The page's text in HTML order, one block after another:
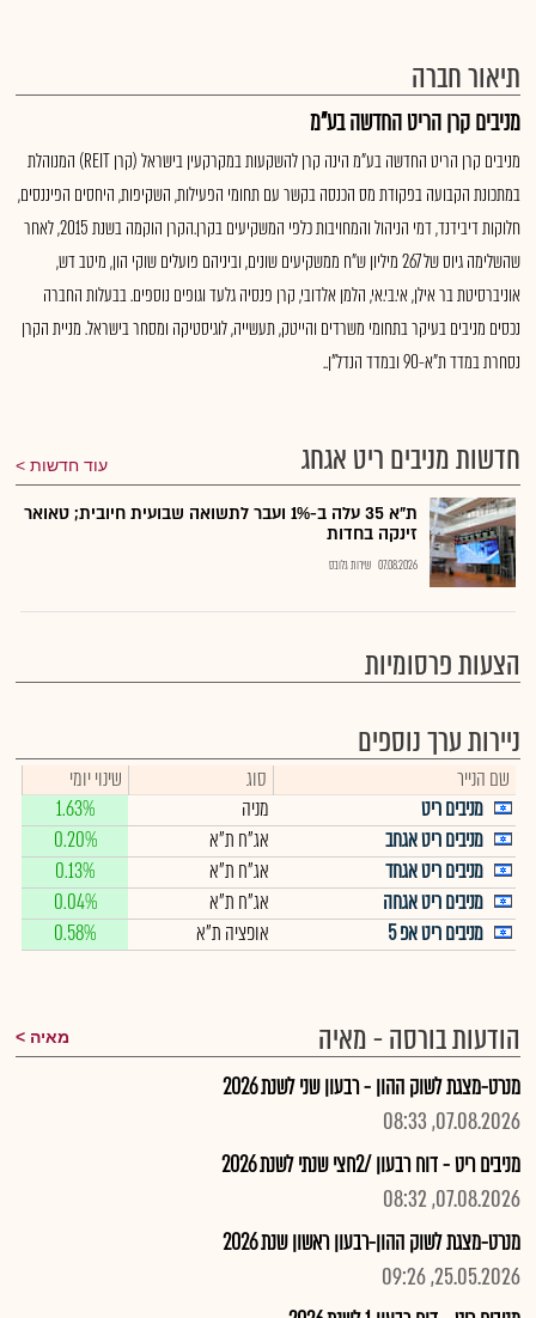
תיאור חברה
מניבים קרן הריט החדשה בע"מ
מניבים קרן הריט החדשה בע"מ הינה קרן להשקעות במקרקעין בישראל (קרן REIT) המנוהלת
במתכונת הקבועה בפקודת מס הכנסה בקשר עם תחומי הפעילות, השקיפות, היחסים הפיננסים,
חלוקות דיבידנד, דמי הניהול והמחויבות כלפי המשקיעים בקרן.הקרן הוקמה בשנת 2015, לאחר
שהשלימה גיוס של 267 מיליון ש"ח ממשקיעים שונים, וביניהם פועלים שוקי הון, מיטב דש,
אוניברסיטת בר אילן, אי.בי.אי, הלמן אלדובי, קרן פנסיה גלעד וגופים נוספים. בבעלות החברה
נכסים מניבים בעיקר בתחומי משרדים והייטק, תעשייה, לוגיסטיקה ומסחר בישראל. מניית הקרן
נסחרת במדד ת"א-90 ובמדד הנדל"ן..
חדשות מניבים ריט אגחג עוד חדשות
ת"א 35 עלה ב-1% ועבר לתשואה שבועית חיובית; טאואר
זינקה בחדות
07.08.2026 שירות גלובס
הצעות פרסומיות
ניירות ערך נוספים
שם הנייר סוג
שינוי יומי
מניבים ריט
מניה
1.63%
מניבים ריט אגחב
אג"ח ת"א
0.20%
מניבים ריט אגחד
אג"ח ת"א
0.13%
מניבים ריט אגחה
אג"ח ת"א
0.04%
מניבים ריט אפ 5
אופציה ת"א 0.58%
הודעות בורסה - מאיה מאיה
מנרט-מצגת לשוק ההון - רבעון שני לשנת 2026
07.08.2026, 08:33
מניבים ריט - דוח רבעון /2חצי שנתי לשנת 2026
07.08.2026, 08:32
מנרט-מצגת לשוק ההון-רבעון ראשון שנת 2026
25.05.2026, 09:26